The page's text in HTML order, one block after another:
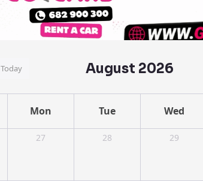
Today August 2026
Mon Tue Wed
27 28 29